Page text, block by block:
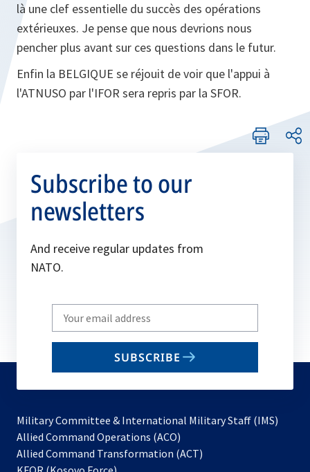
là une clef essentielle du succès des opérations
extérieuxes. Je pense que nous devrions nous
pencher plus avant sur ces questions dans le futur.
Enfin la BELGIQUE se réjouit de voir que l'appui à
l'ATNUSO par l'IFOR sera repris par la SFOR.
Subscribe to our
newsletters
And receive regular updates from
NATO.
Write
your
email
SUBSCRIBE
Military Committee & International Military Staff (IMS)
Allied Command Operations (ACO)
in
Allied Command Transformation (ACT)